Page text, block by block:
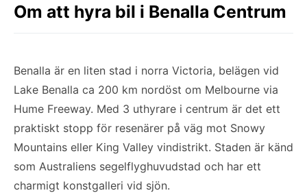
Om att hyra bil i Benalla Centrum
Benalla är en liten stad i norra Victoria, belägen vid
Lake Benalla ca 200 km nordöst om Melbourne via
Hume Freeway. Med 3 uthyrare i centrum är det ett
praktiskt stopp för resenärer på väg mot Snowy
Mountains eller King Valley vindistrikt. Staden är känd
som Australiens segelflyghuvudstad och har ett
charmigt konstgalleri vid sjön.